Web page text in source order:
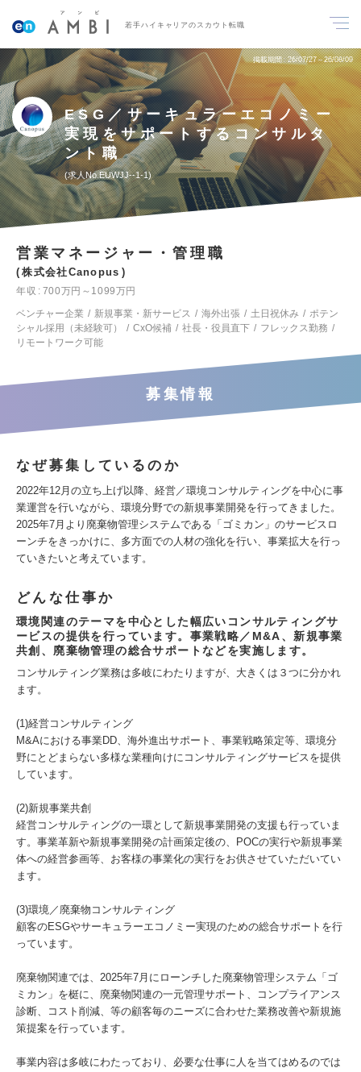
若手ハイキャリアのスカウト転職
掲載期間 26/07/27～26/08/09
ESG／サーキュラーエコノミー
実現をサポートするコンサルタ
ント職
求人No.EUWJJ--1-1
営業マネージャー・管理職
株式会社Canopus
年収
700万円～1099万円
ベンチャー企業
新規事業・新サービス 海外出張 土日祝休み
ポテン
シャル採用（未経験可）
CxO候補 社長・役員直下
フレックス勤務
リモートワーク可能
募集情報
なぜ募集しているのか
2022年12月の立ち上げ以降、経営／環境コンサルティングを中心に事
業運営を行いながら、環境分野での新規事業開発を行ってきました。
2025年7月より廃棄物管理システムである「ゴミカン」のサービスロ
ーンチをきっかけに、多方面での人材の強化を行い、事業拡大を行っ
ていきたいと考えています。
どんな仕事か
環境関連のテーマを中心とした幅広いコンサルティングサ
ービスの提供を行っています。事業戦略／M&A、新規事業
共創、廃棄物管理の総合サポートなどを実施します。
コンサルティング業務は多岐にわたりますが、大きくは３つに分かれ
ます。
(1)経営コンサルティング
M&Aにおける事業DD、海外進出サポート、事業戦略策定等、環境分
野にとどまらない多様な業種向けにコンサルティングサービスを提供
しています。
(2)新規事業共創
経営コンサルティングの一環として新規事業開発の支援も行っていま
す。事業革新や新規事業開発の計画策定後の、POCの実行や新規事業
体への経営参画等、お客様の事業化の実行をお供させていただいてい
ます。
(3)環境／廃棄物コンサルティング
顧客のESGやサーキュラーエコノミー実現のための総合サポートを行
っています。
廃棄物関連では、2025年7月にローンチした廃棄物管理システム「ゴ
ミカン」を梃に、廃棄物関連の一元管理サポート、コンプライアンス
診断、コスト削減、等の顧客毎のニーズに合わせた業務改善や新規施
策提案を行っています。
事業内容は多岐にわたっており、必要な仕事に人を当てはめるのでは